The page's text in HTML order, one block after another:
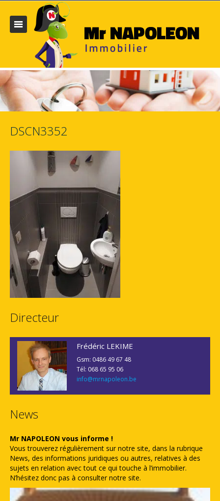
DSCN3352
Directeur
Frédéric LEKIME
Gsm: 0486 49 67 48
Tél: 068 65 95 06
info@mrnapoleon.be
News
Mr NAPOLEON vous informe !
Vous trouverez régulièrement sur notre site, dans la rubrique
News, des informations juridiques ou autres, relatives à des
sujets en relation avec tout ce qui touche à l’immobilier.
N’hésitez donc pas à consulter notre site.